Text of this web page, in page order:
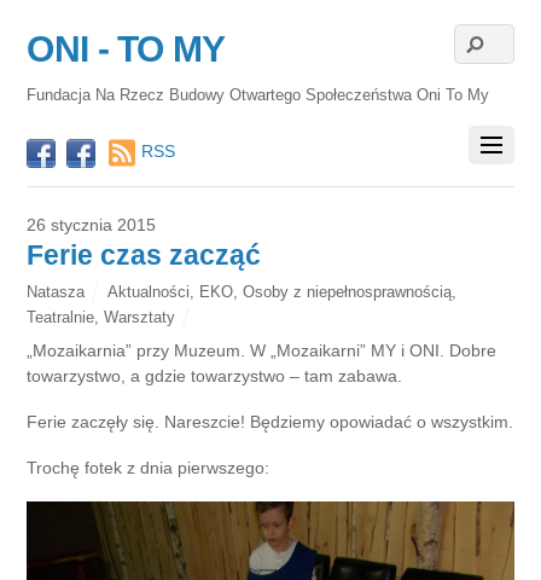
ONI - TO MY
Fundacja Na Rzecz Budowy Otwartego Społeczeństwa Oni To My
RSS
26 stycznia 2015
Ferie czas zacząć
Natasza Aktualności EKO Osoby z niepełnosprawnością
Teatralnie ,Warsztaty
„Mozaikarnia” przy Muzeum. W „Mozaikarni” MY i ONI. Dobre
towarzystwo, a gdzie towarzystwo – tam zabawa.
Ferie zaczęły się. Nareszcie! Będziemy opowiadać o wszystkim.
Trochę fotek z dnia pierwszego: